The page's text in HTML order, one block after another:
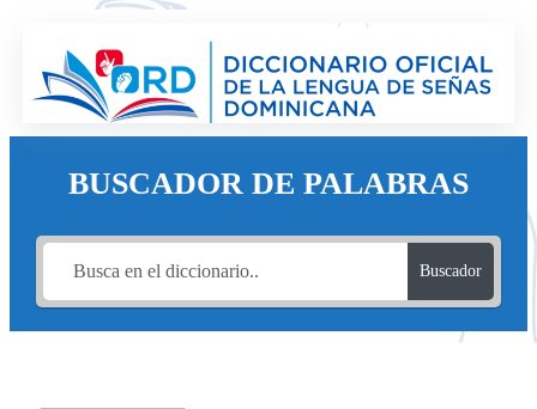
BUSCADOR DE PALABRAS
Buscador